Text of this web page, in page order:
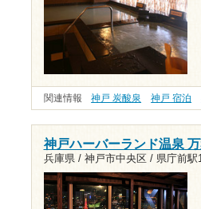
関連情報 神戸 炭酸泉 神戸 宿泊
神戸ハーバーランド温泉
兵庫県 / 神戸市中央区 / 県庁前駅